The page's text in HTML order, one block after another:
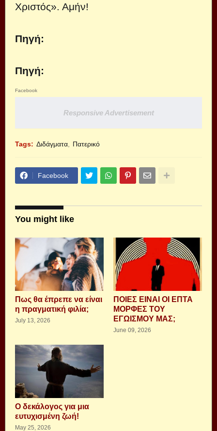
Χριστός». Αμήν!
Πηγή:
Πηγή:
Facebook
Responsive Advertisement
Tags: Διδάγματα Πατερικό
Facebook
You might like
Πως θα έπρεπε να είναι
η πραγματική φιλία;
July 13, 2026
ΠΟΙΕΣ ΕΙΝΑΙ ΟΙ ΕΠΤΑ
ΜΟΡΦΕΣ ΤΟΥ
ΕΓΩΙΣΜΟΥ ΜΑΣ;
June 09, 2026
Ο δεκάλογος για μια
ευτυχισμένη ζωή!
May 25, 2026